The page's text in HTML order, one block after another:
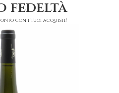
fedeltà
con i tuoi acquisti!